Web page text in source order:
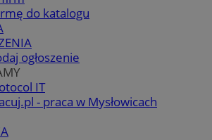
do katalogu
ogłoszenie
IT
- praca w Mysłowicach